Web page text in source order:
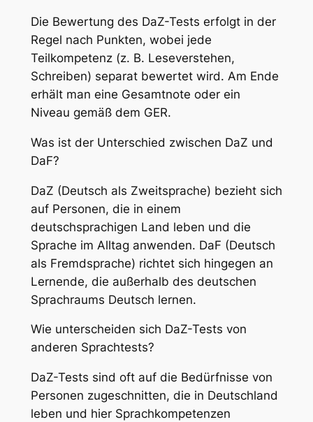
Die Bewertung des DaZ-Tests erfolgt in der
Regel nach Punkten, wobei jede
Teilkompetenz (z. B. Leseverstehen,
Schreiben) separat bewertet wird. Am Ende
erhält man eine Gesamtnote oder ein
Niveau gemäß dem GER.
Was ist der Unterschied zwischen DaZ und
DaF?
DaZ (Deutsch als Zweitsprache) bezieht sich
auf Personen, die in einem
deutschsprachigen Land leben und die
Sprache im Alltag anwenden. DaF (Deutsch
als Fremdsprache) richtet sich hingegen an
Lernende, die außerhalb des deutschen
Sprachraums Deutsch lernen.
Wie unterscheiden sich DaZ-Tests von
anderen Sprachtests?
DaZ-Tests sind oft auf die Bedürfnisse von
Personen zugeschnitten, die in Deutschland
leben und hier Sprachkompetenzen